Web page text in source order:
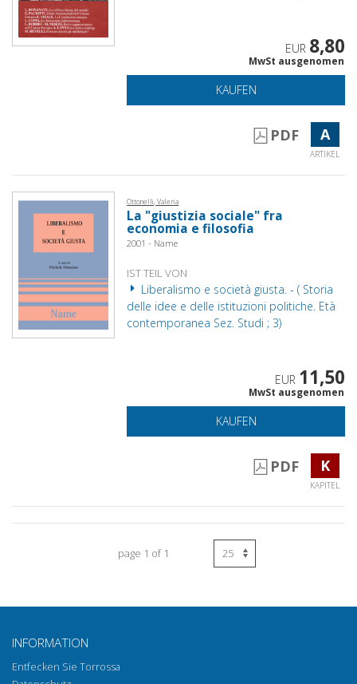
EUR 8,80
MwSt ausgenomen
KAUFEN
PDF A
ARTIKEL
Ottonelli, Valeria
La "giustizia sociale" fra
economia e filosofia
2001 - Name
IST TEIL VON
Liberalismo e società giusta. - ( Storia
delle idee e delle istituzioni politiche. Età
contemporanea Sez. Studi ; 3)
EUR 11,50
MwSt ausgenomen
KAUFEN
PDF K
KAPITEL
page 1 of 1
INFORMATION
Entfecken Sie Torrossa